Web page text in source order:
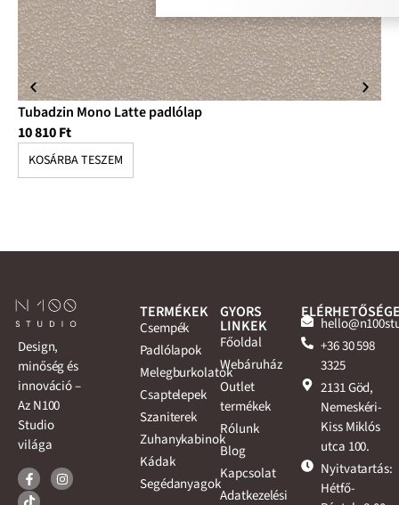
Tubadzin Mono Latte padlólap
10 810Ft
KOSÁRBA TESZEM
Design,
minőség és
innováció –
Az N100
Studio
világa
TERMÉKEK
Csempék
Padlólapok
Melegburkolatok
Csaptelepek
Szaniterek
Zuhanykabinok
Kádak
Segédanyagok
GYORS
LINKEK
Főoldal
Webáruház
Outlet
termékek
Rólunk
Blog
Kapcsolat
Adatkezelési
+36 30 598
3325
2131 Göd,
Nemeskéri-
Kiss Miklós
utca 100.
Nyitvatartás:
Hétfő-